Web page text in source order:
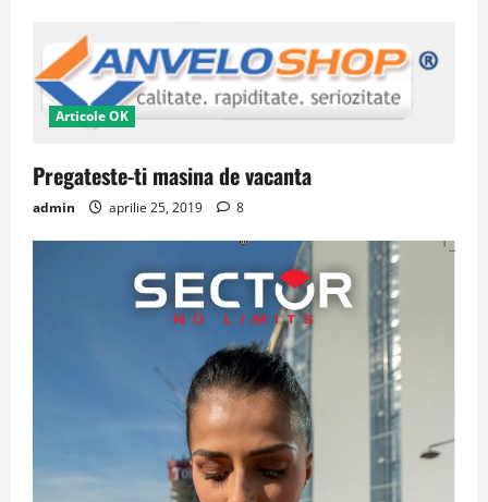
Articole OK
Pregateste-ti masina de vacanta
admin aprilie 25, 2019 8